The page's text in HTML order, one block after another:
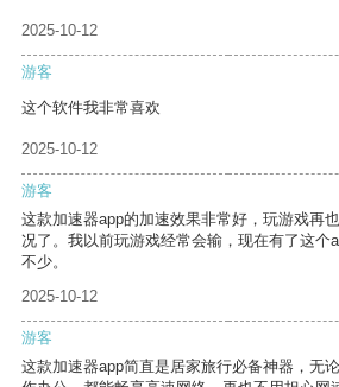
2025-10-12
游客
这个软件我非常喜欢
2025-10-12
游客
这款加速器app的加速效果非常好，玩游戏再
况了。我以前玩游戏经常会输，现在有了这个
不少。
2025-10-12
游客
这款加速器app简直是居家旅行必备神器，无